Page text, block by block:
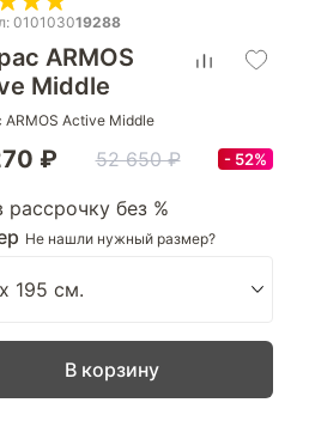
010103019288
ARMOS
Middle
ARMOS Active Middle
₽ 52 650 ₽ 52%
рассрочку без %
Не нашли нужный размер?
В корзину